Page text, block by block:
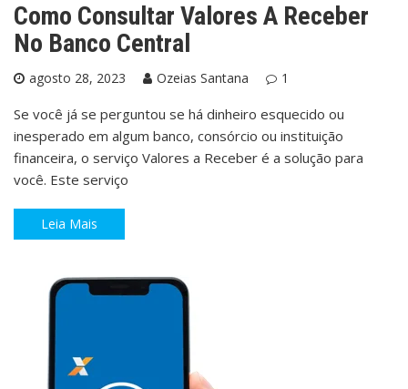
Como Consultar Valores A Receber
No Banco Central
agosto 28, 2023 Ozeias Santana 1
Se você já se perguntou se há dinheiro esquecido ou
inesperado em algum banco, consórcio ou instituição
financeira, o serviço Valores a Receber é a solução para
você. Este serviço
Leia Mais